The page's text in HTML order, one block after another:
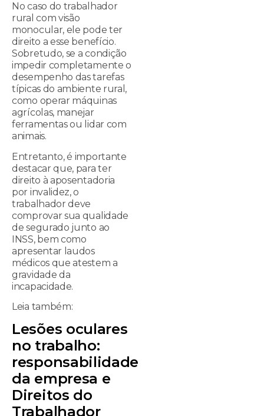
No caso do trabalhador
rural com visão
monocular, ele pode ter
direito a esse benefício.
Sobretudo, se a condição
impedir completamente o
desempenho das tarefas
típicas do ambiente rural,
como operar máquinas
agrícolas, manejar
ferramentas ou lidar com
animais.
Entretanto, é importante
destacar que, para ter
direito à aposentadoria
por invalidez, o
trabalhador deve
comprovar sua qualidade
de segurado junto ao
INSS, bem como
apresentar laudos
médicos que atestem a
gravidade da
incapacidade.
Leia também:
Lesões oculares
no trabalho:
responsabilidade
da empresa e
Direitos do
Trabalhador